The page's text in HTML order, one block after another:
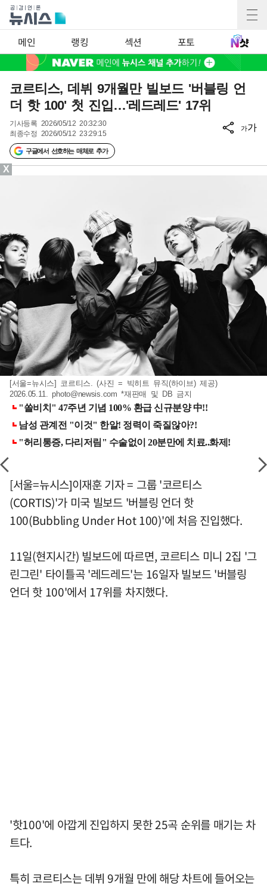
메인 랭킹 섹션 포토
코르티스, 데뷔 9개월만 빌보드 '버블링 언
더 핫 100' 첫 진입…'레드레드' 17위
기사등록 2026/05/12 20:32:30
최종수정 2026/05/12 23:29:15
구글에서 선호하는 매체로 추가
가가
[서울=뉴시스] 코르티스. (사진 = 빅히트 뮤직(하이브) 제공)
2026.05.11.photo@newsis.com *재판매 및 DB 금지
[서울=뉴시스]이재훈 기자 = 그룹 '코르티스
(CORTIS)'가 미국 빌보드 '버블링 언더 핫
100(Bubbling Under Hot 100)'에 처음 진입했다.
11일(현지시간) 빌보드에 따르면, 코르티스 미니 2집 '그
린그린' 타이틀곡 '레드레드'는 16일자 빌보드 '버블링
언더 핫 100'에서 17위를 차지했다.
'핫100'에 아깝게 진입하지 못한 25곡 순위를 매기는 차
트다.
특히 코르티스는 데뷔 9개월 만에 해당 차트에 들어오는
X